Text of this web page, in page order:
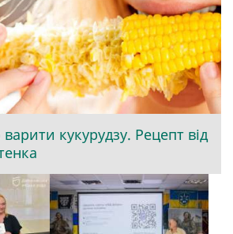
кукурудзу. Рецепт від